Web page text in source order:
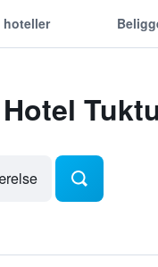
hoteller